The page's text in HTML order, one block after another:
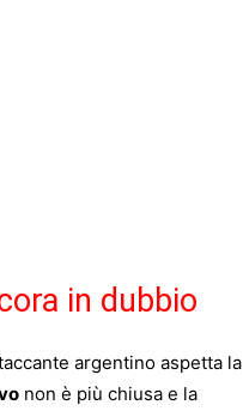
in dubbio
argentino aspetta la
non è più chiusa e la